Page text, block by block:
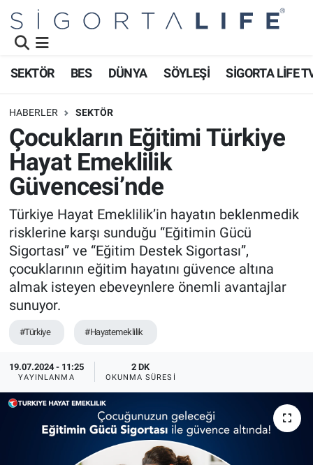
SEKTÖR BES DÜNYA SÖYLEŞİ SİGORTA LİFE
HABERLER SEKTÖR
Çocukların Eğitimi Türkiye
Hayat Emeklilik
Güvencesi’nde
Türkiye Hayat Emeklilik’in hayatın beklenmedik
risklerine karşı sunduğu “Eğitimin Gücü
Sigortası” ve “Eğitim Destek Sigortası”,
çocuklarının eğitim hayatını güvence altına
almak isteyen ebeveynlere önemli avantajlar
sunuyor.
#Türkiye #Hayatemeklilik
19.07.2024 - 11:25
YAYINLANMA
2 DK
OKUNMA SÜRESI
Namaz Vakitleri
Trafik Durumu
Süper Lig Puan Durumu ve Fikstür
Tüm Manşetler
Son Dakika Haberleri
Haber Arşivi